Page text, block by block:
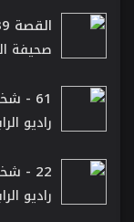
القصة 39 : بيروت
صحيفة
راديو
22 - شخصية بدقيقة - احمد شوقي
راديو